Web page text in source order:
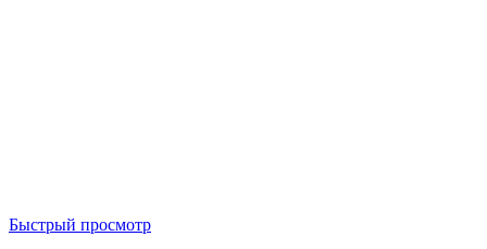
Быстрый просмотр